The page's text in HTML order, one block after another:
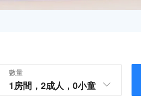
數量
1房間， 2成人， 0小童